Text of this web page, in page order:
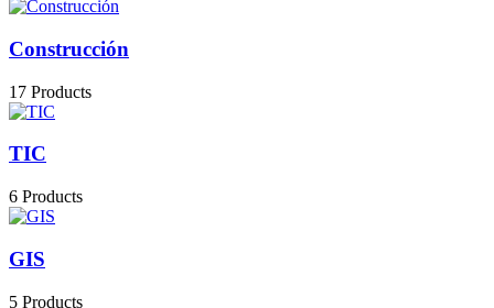
Construcción
17 Products
TIC
6 Products
GIS
5 Products